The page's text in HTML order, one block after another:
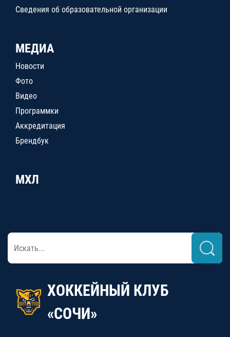
Сведения об образовательной организации
МЕДИА
Новости
Фото
Видео
Программки
Аккредитация
Брендбук
МХЛ
ХОККЕЙНЫЙ КЛУБ
«СОЧИ»